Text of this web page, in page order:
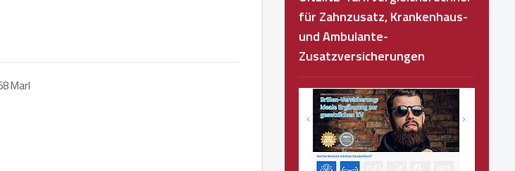
Marl
für Zahnzusatz, Krankenhaus-
und Ambulante-
Zusatzversicherungen